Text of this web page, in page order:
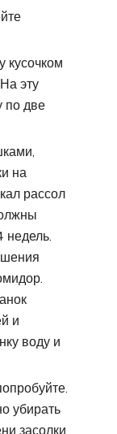
кусочком
эту
по две
на
рассол
недель.
и
воду и
убирать
засолки